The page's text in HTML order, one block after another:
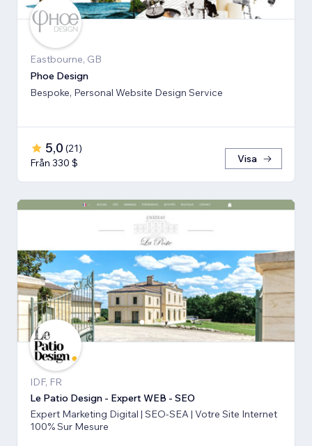
Eastbourne, GB
Phoe Design
Bespoke, Personal Website Design Service
5,0 (21)
Från 330 $
Visa
IDF, FR
Le Patio Design - Expert WEB - SEO
Expert Marketing Digital | SEO-SEA | Votre Site Internet
100% Sur Mesure